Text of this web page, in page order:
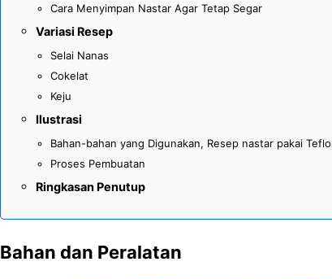
Cara Menyimpan Nastar Agar Tetap Segar
Variasi Resep
Selai Nanas
Cokelat
Keju
Ilustrasi
Bahan-bahan yang Digunakan, Resep nastar pakai
Proses Pembuatan
Ringkasan Penutup
Bahan dan Peralatan